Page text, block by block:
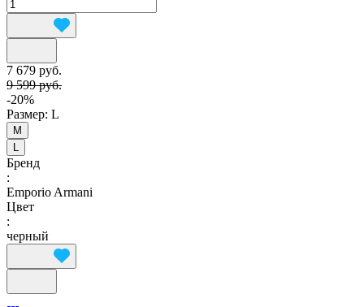
7 679 руб.
9 599 руб.
-20%
Размер: L
M
L
Бренд
:
Emporio Armani
Цвет
:
черный